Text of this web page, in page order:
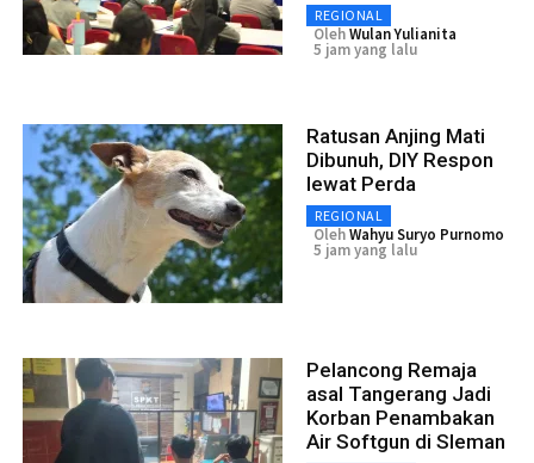
REGIONAL
OlehWulan Yulianita
5 jam yang lalu
Ratusan Anjing Mati
Dibunuh, DIY Respon
lewat Perda
REGIONAL
OlehWahyu Suryo Purnomo
5 jam yang lalu
Pelancong Remaja
asal Tangerang Jadi
Korban Penambakan
Air Softgun di Sleman